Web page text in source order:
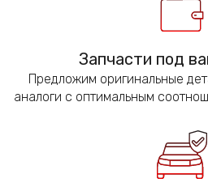
Запчасти под
Предложим оригинальные
аналоги с оптимальным